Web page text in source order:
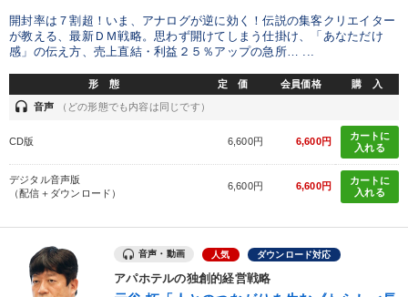
人事戦略 DX リーダーシップ スポーツ関連
広報・PR 井上和弘 新技術 マーケティング
不動産投資 リベラルアーツ SDGs 上場企業
ビジネスモデル スポーツ関係
仕組み 会社数字を学ぶ
※「更新」を押すと「タグ・キーワード」を更新いただけます。
開封率は７割超！いま、アナログが逆に効く！伝説の集客クリエイター
が教える、最新ＤＭ戦略。思わず開けてしまう仕掛け、「あなただけ
感」の伝え方、売上直結・利益２５％アップの急所… ...
形 態 定 価 会員価格 購 入
headset 音声 （どの形態でも内容は同じです）
CD版 6,600円 6,600円
カートに
入れる
デジタル音声版
（配信＋ダウンロード）
6,600円 6,600円
カートに
入れる
音声・動画 人気 ダウンロード対応
アパホテルの独創的経営戦略